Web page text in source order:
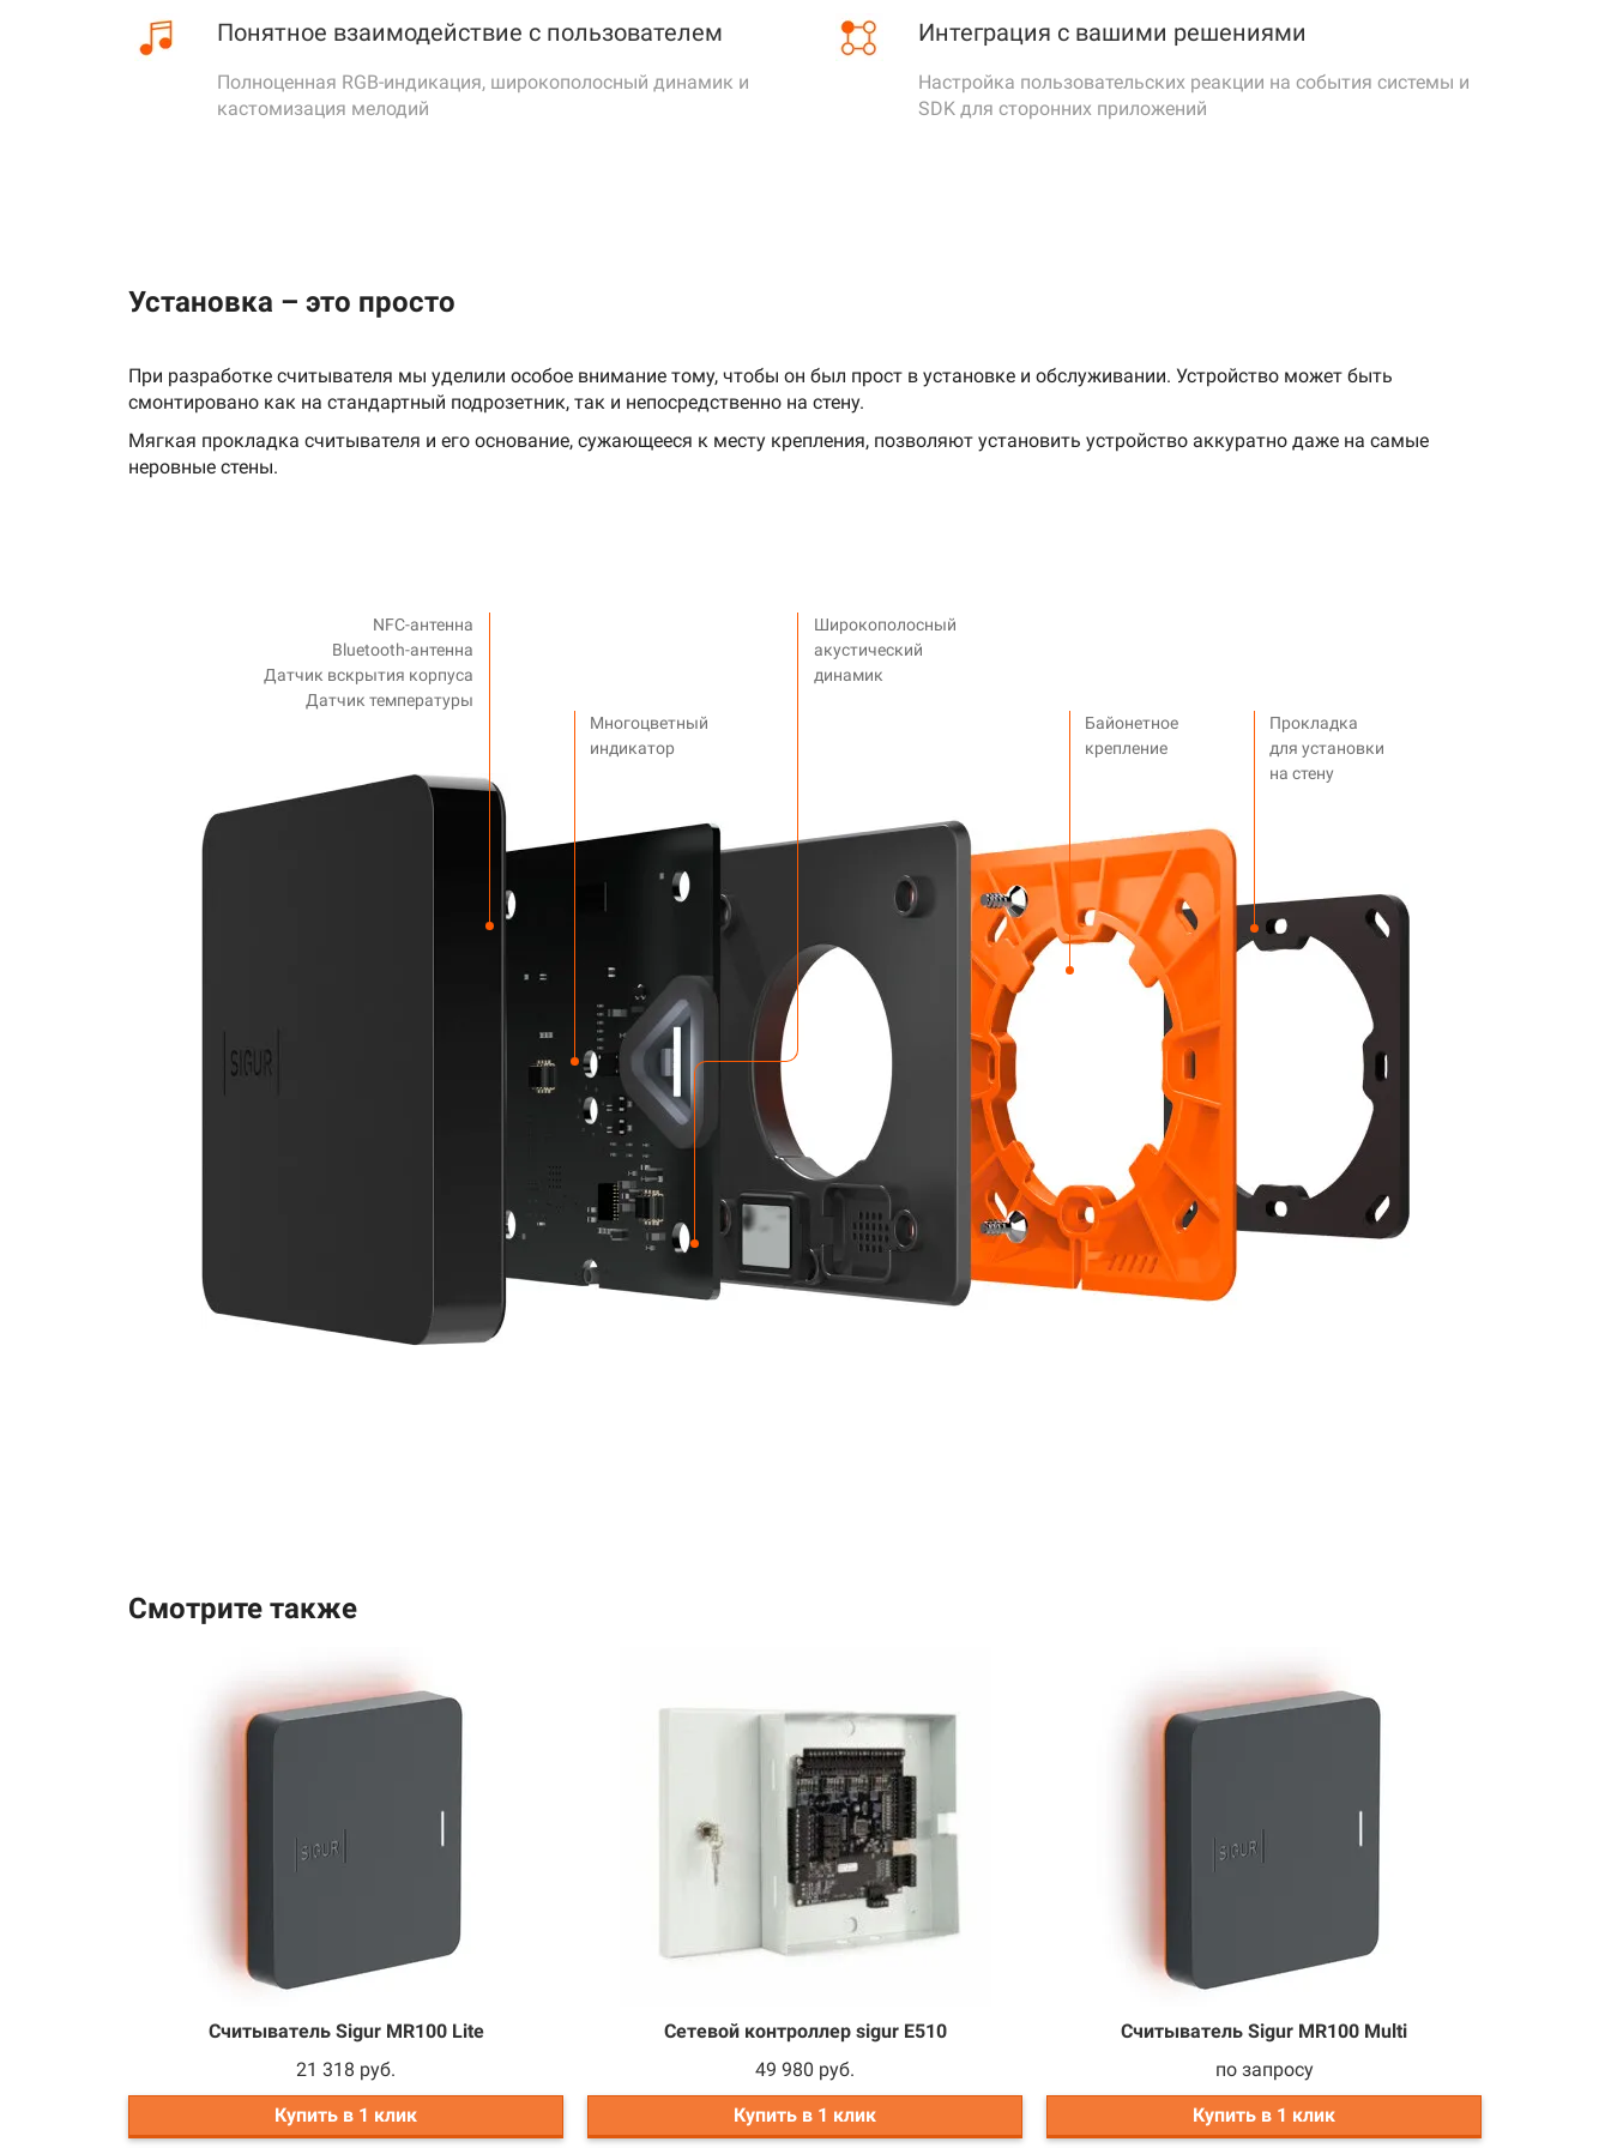
Понятное взаимодействие с пользователем
Полноценная RGB-индикация, широкополосный динамик и
кастомизация мелодий
Интеграция с вашими решениями
Настройка пользовательских реакции на события системы и
SDK для сторонних приложений
Установка – это просто
При разработке считывателя мы уделили особое внимание тому, чтобы он был прост в установке и обслуживании. Устройство может быть
смонтировано как на стандартный подрозетник, так и непосредственно на стену.
Мягкая прокладка считывателя и его основание, сужающееся к месту крепления, позволяют установить устройство аккуратно даже на самые
неровные стены.
NFC-антенна
Bluetooth-антенна
Датчик вскрытия корпуса
Датчик температуры
Многоцветный
индикатор
Широкополосный
акустический
динамик
Байонетное
крепление
Прокладка
для установки
на стену
Смотрите также
Считыватель Sigur MR100 Lite
21 318 руб.
Купить в 1 клик
Сетевой контроллер sigur Е510
49 980 руб.
Купить в 1 клик
Считыватель Sigur MR100 Multi
по запросу
Купить в 1 клик